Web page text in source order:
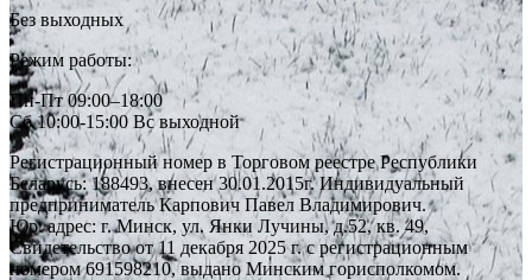
Без выходных
Режим работы:
Пн-Пт 09:00–18:00
Сб 10:00-15:00 Вс выходной
Регистрационный номер в Торговом реестре Республики
Беларусь: 188493, внесен 30.01.2015г. Индивидуальный
предприниматель Карпович Павел Владимирович.
Юр. адрес: г. Минск, ул. Янки Лучины, д.52, кв. 49,
Свидетельство от 11 декабря 2025 г. с регистрационным
номером 691598210, выдано Минским горисполкомом.